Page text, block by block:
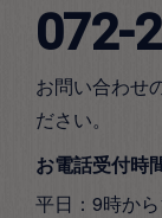
072-
お問い合わせ
ださい。
お電話受付時
平日：9時か